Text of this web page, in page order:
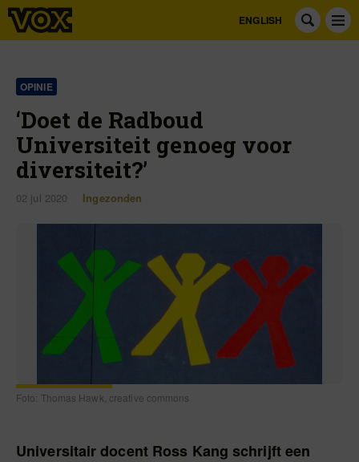
ENGLISH
OPINIE
‘Doet de Radboud
Universiteit genoeg voor
diversiteit?’
02 jul 2020 Ingezonden
Foto: Thomas Hawk, creative commons
Universitair docent Ross Kang schrijft een